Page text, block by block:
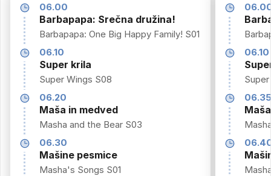
06.00
Barbapapa: Srečna družina!
Barbapapa: One Big Happy Family! S01
06.10
Super krila
Super Wings S08
06.20
Maša in medved
Masha and the Bear S03
06.30
Mašine pesmice
Masha's Songs S01
06.10